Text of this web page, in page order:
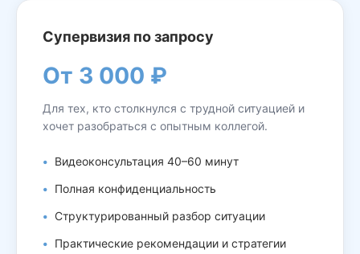
Супервизия по запросу
От 3 000 ₽
Для тех, кто столкнулся с трудной ситуацией и
хочет разобраться с опытным коллегой.
Видеоконсультация 40–60 минут
Полная конфиденциальность
Структурированный разбор ситуации
Практические рекомендации и стратегии